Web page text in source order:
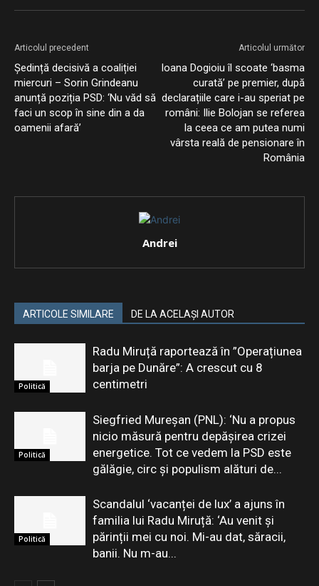
Articolul precedent
Ședință decisivă a coaliției
miercuri – Sorin Grindeanu
anunță poziția PSD: ‘Nu văd să
faci un scop în sine din a da
oamenii afară’
Articolul următor
Ioana Dogioiu îl scoate ‘basma
curată’ pe premier, după
declarațiile care i-au speriat pe
români: Ilie Bolojan se referea
la ceea ce am putea numi
vârsta reală de pensionare în
România
Andrei
ARTICOLE SIMILARE DE LA ACELAȘI AUTOR
Politică
Radu Miruță raportează în ”Operațiunea
barja pe Dunăre”: A crescut cu 8
centimetri
Politică
Siegfried Mureșan (PNL): ‘Nu a propus
nicio măsură pentru depăşirea crizei
energetice. Tot ce vedem la PSD este
gălăgie, circ şi populism alături de...
Politică
Scandalul ‘vacanței de lux’ a ajuns în
familia lui Radu Miruță: ‘Au venit și
părinții mei cu noi. Mi-au dat, săracii,
banii. Nu m-au...